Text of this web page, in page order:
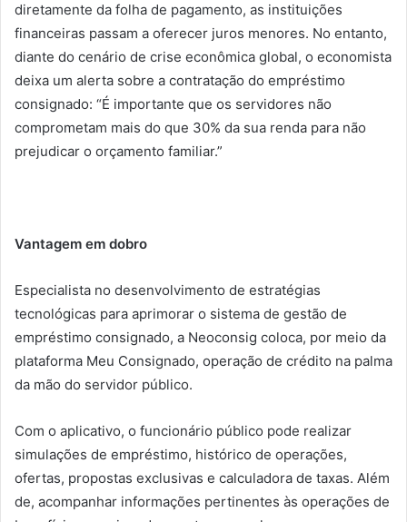
diretamente da folha de pagamento, as instituições
financeiras passam a oferecer juros menores. No entanto,
diante do cenário de crise econômica global, o economista
deixa um alerta sobre a contratação do empréstimo
consignado: “É importante que os servidores não
comprometam mais do que 30% da sua renda para não
prejudicar o orçamento familiar.”
Vantagem em dobro
Especialista no desenvolvimento de estratégias
tecnológicas para aprimorar o sistema de gestão de
empréstimo consignado, a Neoconsig coloca, por meio da
plataforma Meu Consignado, operação de crédito na palma
da mão do servidor público.
Com o aplicativo, o funcionário público pode realizar
simulações de empréstimo, histórico de operações,
ofertas, propostas exclusivas e calculadora de taxas. Além
de, acompanhar informações pertinentes às operações de